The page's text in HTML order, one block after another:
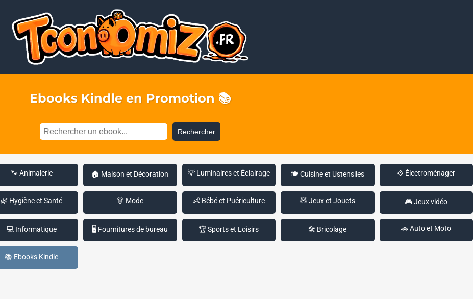
Ebooks Kindle en Promotion 📚
Rechercher
🐾 Animalerie 🏠 Maison et Décoration 💡 Luminaires et Éclairage 🍽️ Cuisine et Ustensiles ⚙️ Électroménager
🌿 Hygiène et Santé 👗 Mode 👶 Bébé et Puériculture 🧸 Jeux et Jouets 🎮 Jeux vidéo
💻 Informatique 🖥️ Fournitures de bureau 🏆 Sports et Loisirs 🛠️ Bricolage 🚗 Auto et Moto
📚 Ebooks Kindle